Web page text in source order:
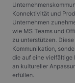
Konnektivität und
Unternehmen
wie MS Teams und
zu unterstützen.
Kommunikation,
die auf eine vielfältige
an kultureller
erfüllen.